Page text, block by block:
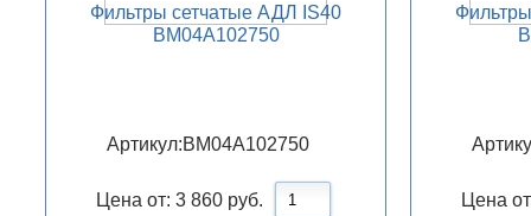
Фильтры сетчатые АДЛ IS40
BM04A102750
Артикул:BM04A102750
Цена от:3 860 руб. Цена